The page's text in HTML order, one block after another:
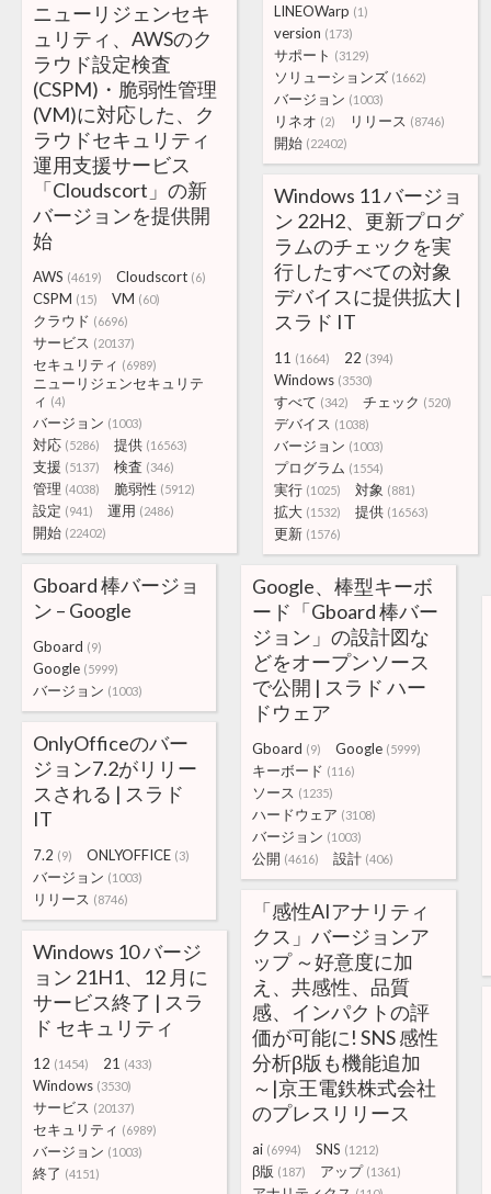
LINEOWarp (1)
version (173)
サポート (3129)
ソリューションズ (1662)
バージョン (1003)
リネオ (2) リリース (8746)
開始 (22402)
ニューリジェンセキ
ュリティ、AWSのク
ラウド設定検査
(CSPM)・脆弱性管理
(VM)に対応した、ク
ラウドセキュリティ
運用支援サービス
「Cloudscort」の新
バージョンを提供開
始
AWS (4619) Cloudscort (6)
CSPM (15) VM (60)
クラウド (6696)
サービス (20137)
セキュリティ (6989)
ニューリジェンセキュリテ
ィ (4)
バージョン (1003)
対応 (5286) 提供 (16563)
支援 (5137) 検査 (346)
管理 (4038) 脆弱性 (5912)
設定 (941) 運用 (2486)
開始 (22402)
Windows 11 バージョ
ン 22H2、更新プログ
ラムのチェックを実
行したすべての対象
デバイスに提供拡大 |
スラド IT
11 (1664) 22 (394)
Windows (3530)
すべて (342) チェック (520)
デバイス (1038)
バージョン (1003)
プログラム (1554)
実行 (1025) 対象 (881)
拡大 (1532) 提供 (16563)
更新 (1576)
Gboard 棒バージョ
ン – Google
Gboard (9)
Google (5999)
バージョン (1003)
Google、棒型キーボ
ード「Gboard 棒バー
ジョン」の設計図な
どをオープンソース
で公開 | スラド ハー
ドウェア
Gboard (9) Google (5999)
キーボード (116)
ソース (1235)
ハードウェア (3108)
バージョン (1003)
公開 (4616) 設計 (406)
OnlyOfficeのバー
ジョン7.2がリリー
スされる | スラド
IT
7.2 (9) ONLYOFFICE (3)
バージョン (1003)
リリース (8746)
「感性AIアナリティ
クス」バージョンア
ップ ～好意度に加
え、共感性、品質
感、インパクトの評
価が可能に! SNS 感性
分析β版も機能追加
～|京王電鉄株式会社
のプレスリリース
ai (6994) SNS (1212)
β版 (187) アップ (1361)
Windows 10 バージ
ョン 21H1、12 月に
サービス終了 | スラ
ド セキュリティ
12 (1454) 21 (433)
Windows (3530)
サービス (20137)
セキュリティ (6989)
バージョン (1003)
終了 (4151)